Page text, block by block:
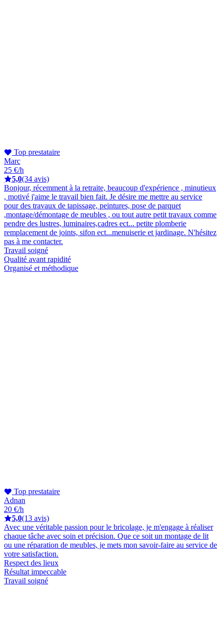
Top prestataire
Marc
25 €/h
5,0(34 avis)
Bonjour, récemment à la retraite, beaucoup d'expérience , minutieux
, motivé j'aime le travail bien fait. Je désire me mettre au service
pour des travaux de tapissage, peintures, pose de parquet
,montage/démontage de meubles , ou tout autre petit travaux comme
pendre des lustres, luminaires,cadres ect... petite plomberie
remplacement de joints, sifon ect...menuiserie et jardinage. N'hésitez
pas à me contacter.
Travail soigné
Qualité avant rapidité
Organisé et méthodique
Top prestataire
Adnan
20 €/h
5,0(13 avis)
Avec une véritable passion pour le bricolage, je m'engage à réaliser
chaque tâche avec soin et précision. Que ce soit un montage de lit
ou une réparation de meubles, je mets mon savoir-faire au service de
votre satisfaction.
Respect des lieux
Résultat impeccable
Travail soigné